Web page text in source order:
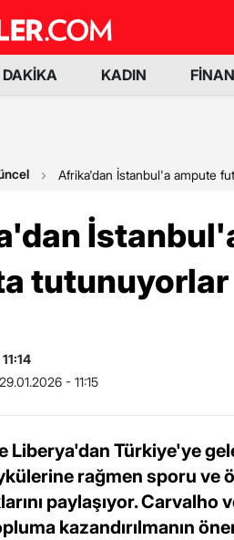
DAKİKA KADIN
Afrika'dan İstanbul'a ampute
tutunuyorlar
29.01.2026 - 11:15
Liberya'dan Türkiye'ye
rağmen sporu ve
paylaşıyor.
kazandırılmanın